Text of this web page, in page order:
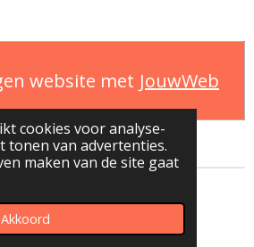
cookies voor analyse-
tonen van advertenties.
maken van de site gaat
Akkoord
website met JouwWeb